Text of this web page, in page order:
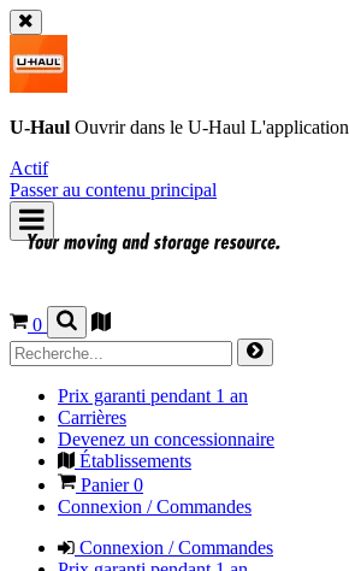
U-Haul Ouvrir dans le U-Haul L'application
Actif
Passer au contenu principal
0
Prix garanti pendant 1 an
Carrières
Devenez un concessionnaire
Établissements
Panier0
Connexion / Commandes
Connexion / Commandes